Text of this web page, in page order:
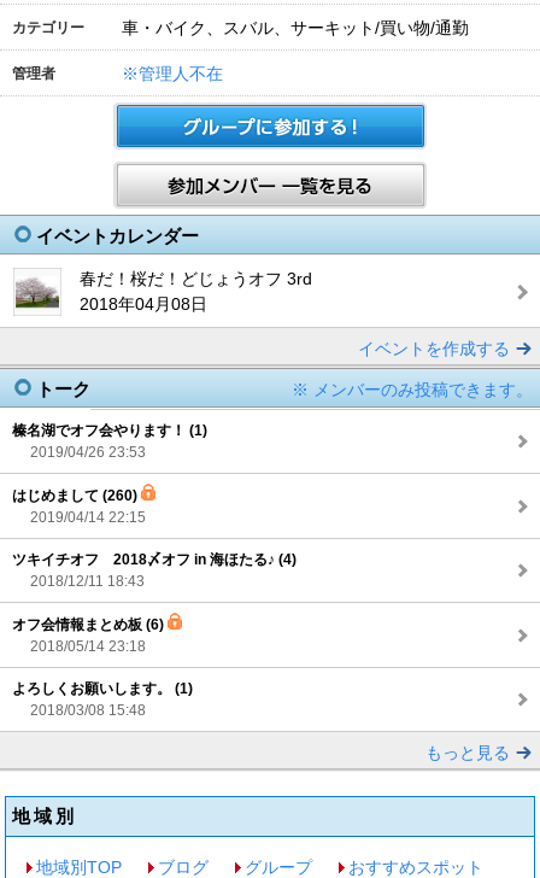
カテゴリー 車・バイク、スバル、サーキット/買い物/通勤
管理者 ※管理人不在
イベントカレンダー
春だ！桜だ！どじょうオフ 3rd
2018年04月08日
イベントを作成する
※ メンバーのみ投稿できます。
トーク
榛名湖でオフ会やります！ (1)
2019/04/26 23:53
はじめまして (260)
2019/04/14 22:15
ツキイチオフ 2018〆オフ in 海ほたる♪ (4)
2018/12/11 18:43
オフ会情報まとめ板 (6)
2018/05/14 23:18
よろしくお願いします。 (1)
2018/03/08 15:48
もっと見る
地域別
地域別TOP ブログ グループ おすすめスポット